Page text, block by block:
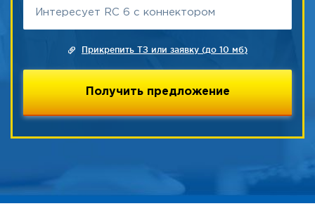
Прикрепить ТЗ или заявку (до 10 мб)